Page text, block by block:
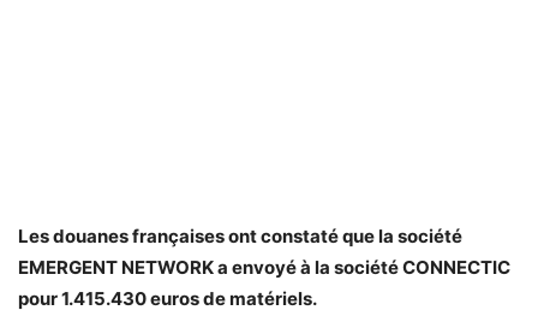
Les douanes françaises ont constaté que la société
EMERGENT NETWORK a envoyé à la société CONNECTIC
pour 1.415.430 euros de matériels.